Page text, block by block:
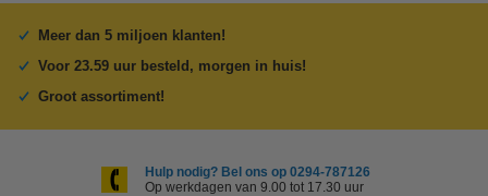
Meer dan 5 miljoen klanten!
Voor 23.59 uur besteld, morgen in huis!
Groot assortiment!
Hulp nodig? Bel ons op 0294-787126
Op werkdagen van 9.00 tot 17.30 uur